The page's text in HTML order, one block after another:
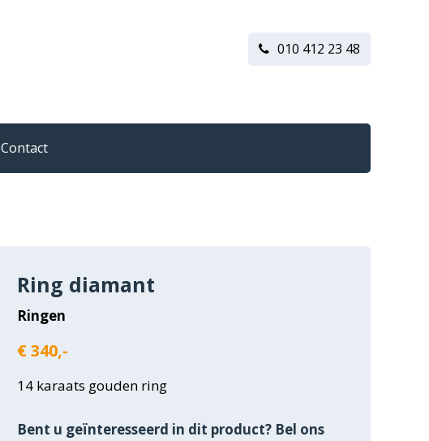
010 412 23 48
Contact
Ring diamant
Ringen
€ 340,-
14 karaats gouden ring
Bent u geïnteresseerd in dit product? Bel ons